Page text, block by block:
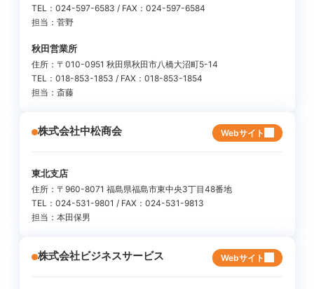
TEL：024-597-6583 / FAX：024-597-6584
担当：菅野
秋田営業所
住所：〒010-0951 秋田県秋田市八橋大沼町5-14
TEL：018-853-1853 / FAX：018-853-1854
担当：斎藤
株式会社中松商会 Webサイト
東北支店
住所：〒960-8071 福島県福島市東中央3丁目48番地
TEL：024-531-9801 / FAX：024-531-9813
担当：本田保男
株式会社ビジネスサービス Webサイト